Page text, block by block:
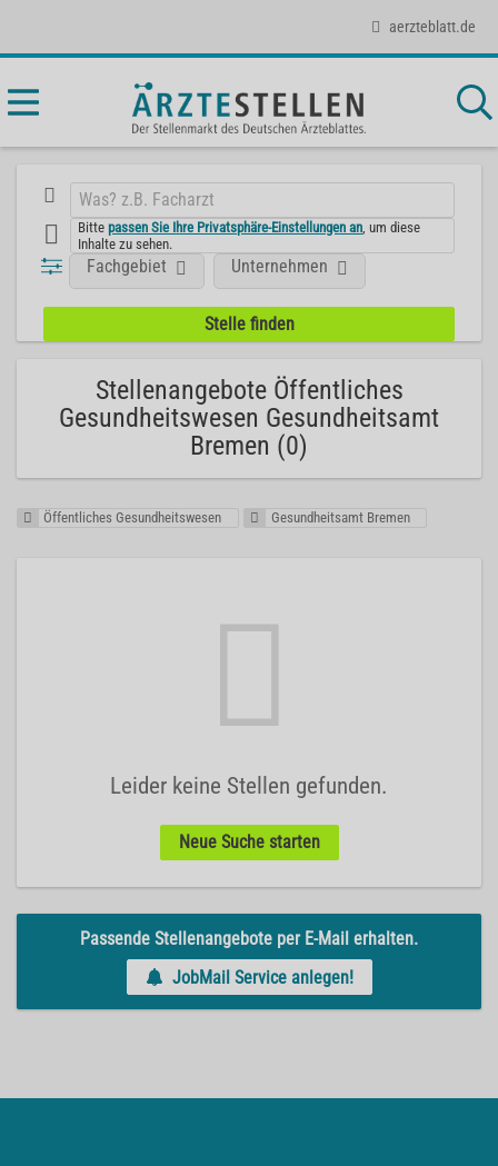
aerzteblatt.de
Bittepassen Sie Ihre Privatsphäre-Einstellungen an , um diese
Inhalte zu sehen.
Fachgebiet Unternehmen
Stellenangebote Öffentliches
Gesundheitswesen Gesundheitsamt
Bremen (0)
Öffentliches Gesundheitswesen Gesundheitsamt Bremen
Leider keine Stellen gefunden.
Neue Suche starten
Passende Stellenangebote per E-Mail erhalten.
JobMail Service anlegen!